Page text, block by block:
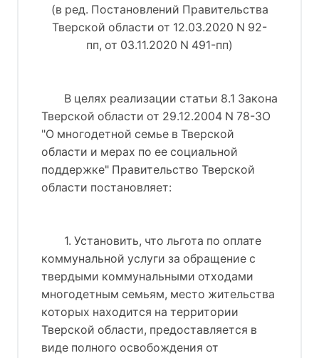
(в ред. Постановлений Правительства
Тверской области от 12.03.2020 N 92-
пп, от 03.11.2020 N 491-пп)
В целях реализации статьи 8.1 Закона
Тверской области от 29.12.2004 N 78-ЗО
"О многодетной семье в Тверской
области и мерах по ее социальной
поддержке" Правительство Тверской
области постановляет:
1. Установить, что льгота по оплате
коммунальной услуги за обращение с
твердыми коммунальными отходами
многодетным семьям, место жительства
которых находится на территории
Тверской области, предоставляется в
виде полного освобождения от